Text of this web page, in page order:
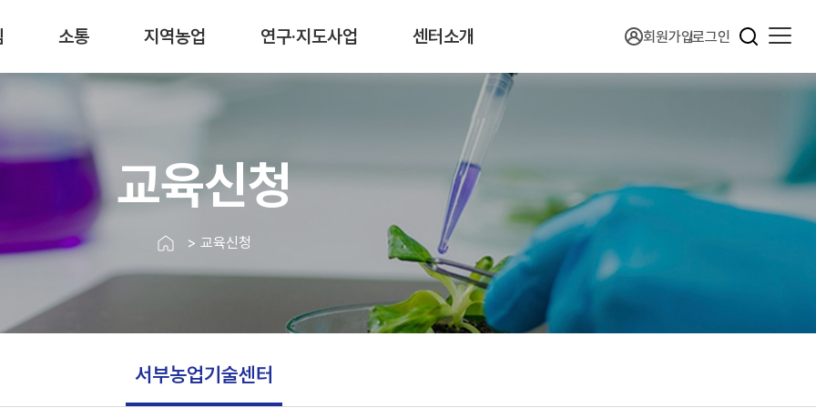
소통 지역농업 연구·지도사업 센터소개 회원가입로그인
교육신청
> 교육신청
서부농업기술센터